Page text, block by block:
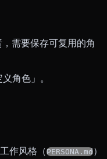
需要保存可复用的角
角色」。
作风格（PERSONA.md）